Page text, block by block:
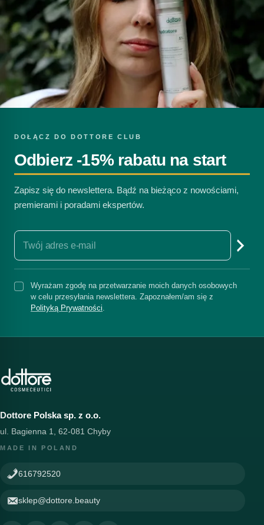
DOŁĄCZ DO DOTTORE CLUB
Odbierz -15% rabatu na start
Zapisz się do newslettera. Bądź na bieżąco z nowościami,
premierami i poradami ekspertów.
Wyrażam zgodę na przetwarzanie moich danych osobowych
w celu przesyłania newslettera. Zapoznałem/am się z
Polityką Prywatności.
Dottore Polska sp. z o.o.
ul. Bagienna 1, 62-081 Chyby
MADE IN POLAND
616792520
sklep@dottore.beauty